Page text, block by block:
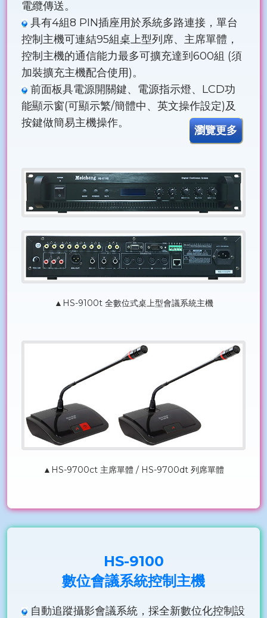
電纜傳送。
具有4組8 PIN插座用於系統多路連接，單台
控制主機可連結95組桌上型列席、主席單體，
控制主機的通信能力最多可擴充達到600組 (須
加裝擴充主機配合使用)。
前面板具電源開關鍵、電源指示燈、LCD功
能顯示窗(可顯示繁/簡體中、英文操作設定)及
按鍵做簡易主機操作。
瀏覽更多
▲HS-9100t 全數位式桌上型會議系統主機
▲HS-9700ct 主席單體 / HS-9700dt 列席單體
HS-9100
數位會議系統控制主機
自動追蹤攝影會議系統，採全新數位化控制設